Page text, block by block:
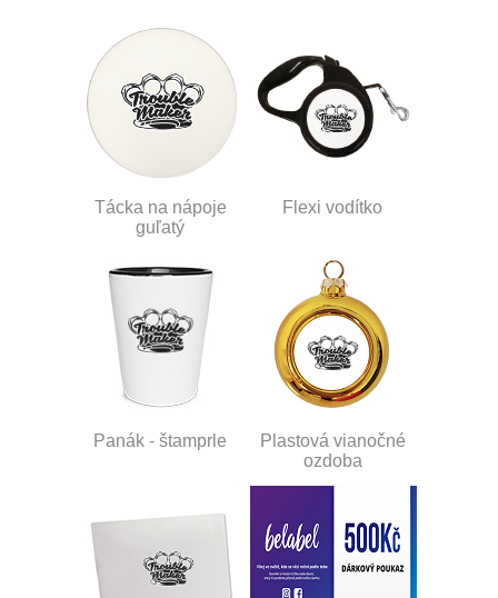
Tácka na nápoje
guľatý
Flexi vodítko
Panák - štamprle
Plastová vianočné
ozdoba